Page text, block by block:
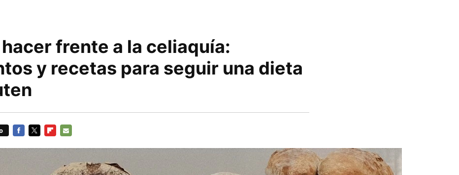
frente a la celiaquía:
y recetas para seguir una dieta